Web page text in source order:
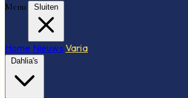
Menu Sluiten
Home Nieuws Varia
Dahlia's